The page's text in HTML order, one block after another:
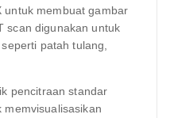
untuk membuat gambar
scan digunakan untuk
patah tulang,
pencitraan standar
memvisualisasikan